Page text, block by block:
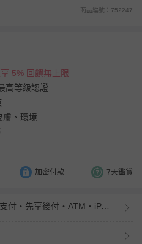
商品編號：752247
5% 回饋無上限
高等級認證
膚、環境
加密付款 7天鑑賞
信用卡・LINE Pay・街口支付・先享後付・ATM・iPASS MONEY